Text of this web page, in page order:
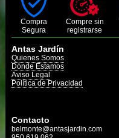
Compra
Segura
Compre sin
registrarse
Antas Jardín
Quienes Somos
Dónde Estamos
Aviso Legal
Política de Privacidad
Contacto
belmonte@antasjardin.com